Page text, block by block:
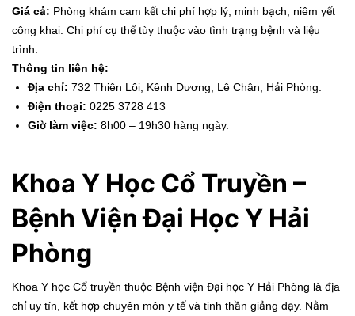
Giá cả: Phòng khám cam kết chi phí hợp lý, minh bạch, niêm yết
công khai. Chi phí cụ thể tùy thuộc vào tình trạng bệnh và liệu
trình.
Thông tin liên hệ:
Địa chỉ: 732 Thiên Lôi, Kênh Dương, Lê Chân, Hải Phòng.
Điện thoại: 0225 3728 413
Giờ làm việc: 8h00 – 19h30 hàng ngày.
Khoa Y Học Cổ Truyền –
Bệnh Viện Đại Học Y Hải
Phòng
Khoa Y học Cổ truyền thuộc Bệnh viện Đại học Y Hải Phòng là địa
chỉ uy tín, kết hợp chuyên môn y tế và tinh thần giảng dạy. Nằm